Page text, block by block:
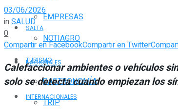
EMPRESAS
NOTIAGRO
TURISMO
GASTRONOMÍA
TRIP
SALTA
NACIONALES
INTERNACIONALES
03/06/2026
inSALUD
0
Compartir en FacebookCompartir en Twitter
Calefaccionar ambientes o vehículos
solo se detecta cuando empiezan los